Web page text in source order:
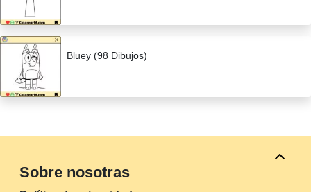
Bluey (98 Dibujos)
Sobre nosotras